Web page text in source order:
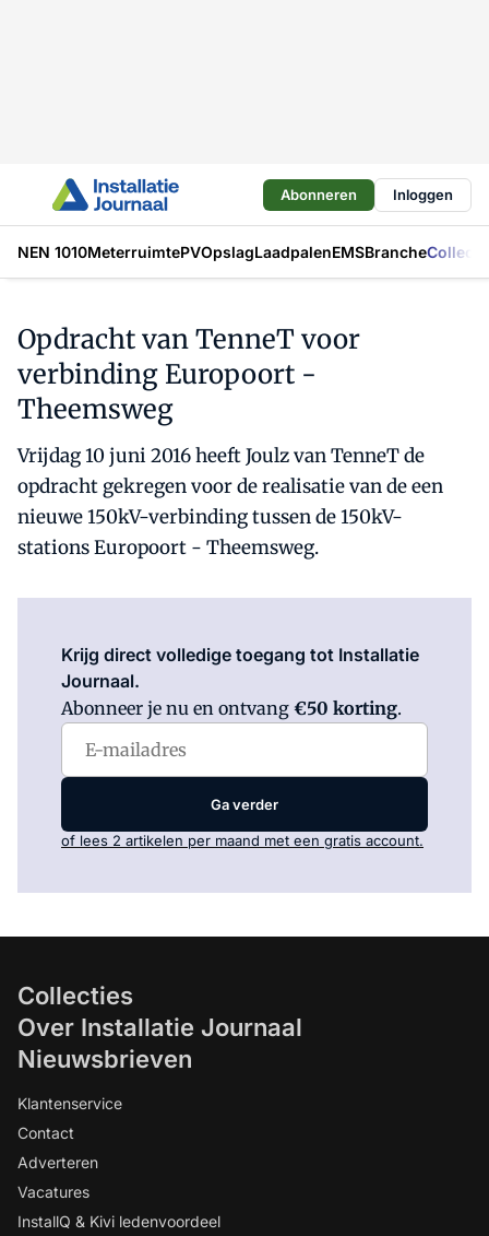
Abonneren Inloggen
NEN 1010MeterruimtePVOpslagLaadpalenEMSBranche
Opdracht van TenneT voor
verbinding Europoort -
Theemsweg
Vrijdag 10 juni 2016 heeft Joulz van TenneT de
opdracht gekregen voor de realisatie van de een
nieuwe 150kV-verbinding tussen de 150kV-
stations Europoort - Theemsweg.
Krijg direct volledige toegang tot Installatie
Journaal.
Abonneer je nu en ontvang €50 korting.
Ga verder
of lees 2 artikelen per maand met een gratis account.
Collecties
Over Installatie Journaal
Nieuwsbrieven
Klantenservice
Contact
Adverteren
Vacatures
InstallQ & Kivi ledenvoordeel